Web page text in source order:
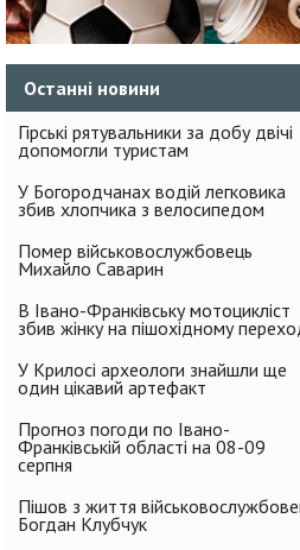
Останні новини
Гірські рятувальники за добу двічі
допомогли туристам
У Богородчанах водій легковика
збив хлопчика з велосипедом
Помер військовослужбовець
Михайло Саварин
В Івано-Франківську мотоцикліст
збив жінку на пішохідному
У Крилосі археологи знайшли ще
один цікавий артефакт
Прогноз погоди по Івано-
Франківській області на 08-09
серпня
Пішов з життя
Богдан Клубчук